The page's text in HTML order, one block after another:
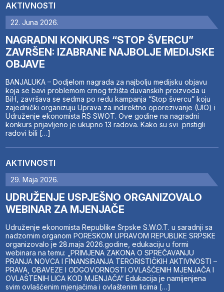
AKTIVNOSTI
22. Juna 2026.
NAGRADNI KONKURS “STOP ŠVERCU”
ZAVRŠEN: IZABRANE NAJBOLJE MEDIJSKE
OBJAVE
BANJALUKA – Dodjelom nagrada za najbolju medijsku objavu
koja se bavi problemom crnog tržišta duvanskih proizvoda u
BiH, završava se sedma po redu kampanja “Stop švercu” koju
zajednički organizuju Uprava za indirektno oporezivanje (UIO) i
Udruženje ekonomista RS SWOT. Ove godine na nagradni
konkurs prijavljeno je ukupno 13 radova. Kako su svi pristigli
radovi bili […]
AKTIVNOSTI
29. Maja 2026.
UDRUŽENJE USPJEŠNO ORGANIZOVALO
WEBINAR ZA MJENJAČE
Udruženje ekonomista Republike Srpske S.W.O.T. u saradnji sa
nadzornim organom PORESKOM UPRAVOM REPUBLIKE SRPSKE
organizovalo je 28.maja 2026.godine, edukaciju u formi
webinara na temu: „PRIMJENA ZAKONA O SPREČAVANJU
PRANJA NOVCA I FINANSIRANJA TERORISTIČKIH AKTIVNOSTI –
PRAVA, OBAVEZE I ODGOVORNOSTI OVLAŠĆENIH MJENJAČA I
OVLAŠTENIH LICA KOD MJENJAČA“ Edukacija je namijenjena
svim ovlašćenim mjenjačima i ovlaštenim licima […]